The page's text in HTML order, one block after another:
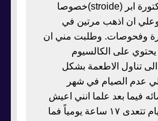
السبب اعطتني الدكتورة ابر (stroide)خصوصا
وعلي ان اذهب مرتين في
وفحوصات. وطلبت مني ان
يحتوي على الكالسيوم
الى تناول الاطعمة بشكل
عدم الصيام في شهر
فيما بعد علما انني اعيش
في كندا وفترة الصيام تتعدى ١٧ ساعة يومياً فما